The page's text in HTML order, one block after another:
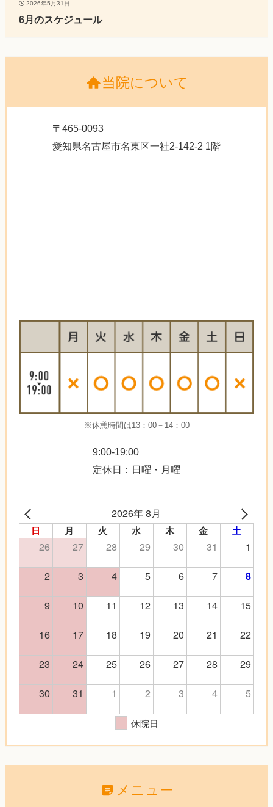
2026年5月31日
6月のスケジュール
当院について
〒465-0093
愛知県名古屋市名東区一社2-142-2 1階
※休憩時間は13：00－14：00
9:00-19:00
定休日：日曜・月曜
2026年 8月
日 月 火 水 木 金 土
26 27 28 29 30 31
1
2
3 4 5 6 7 8
9 10 11 12 13 14
15
16
17 18 19 20 21
22
23
24 25 26 27 28
29
30
31 1 2 3 4 5
休院日
メニュー